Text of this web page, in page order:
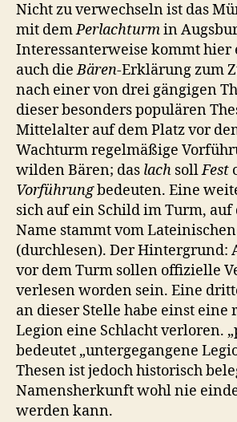
Nicht zu verwechseln ist das
mit demPerlachturmin
Interessanterweise kommt hier
auch dieBären-Erklärung zum
nach einer von drei gängigen
dieser besonders populären
Mittelalter auf dem Platz vor
Wachturm regelmäßige
wilden Bären; das lach sollFest
Vorführungbedeuten. Eine
sich auf ein Schild im Turm, auf
Name stammt vom
(durchlesen). Der Hintergrund:
vor dem Turm sollen offizielle
verlesen worden sein. Eine
an dieser Stelle habe einst eine
Legion eine Schlacht verloren.
bedeutet „untergegangene
Thesen ist jedoch historisch
Namensherkunft wohl nie
werden kann.